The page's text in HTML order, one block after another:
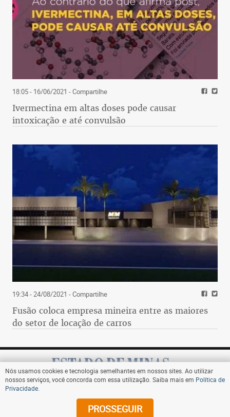
18:05 - 16/06/2021 - Compartilhe
Ivermectina em altas doses pode causar
intoxicação e até convulsão
19:34 - 24/08/2021 - Compartilhe
Fusão coloca empresa mineira entre as maiores
do setor de locação de carros
Assine
Nós usamos cookies e tecnologia semelhantes em nossos sites. Ao utilizar
nossos serviços, você concorda com essa utilização. Saiba mais em Política de
Privacidade
PROSSEGUIR